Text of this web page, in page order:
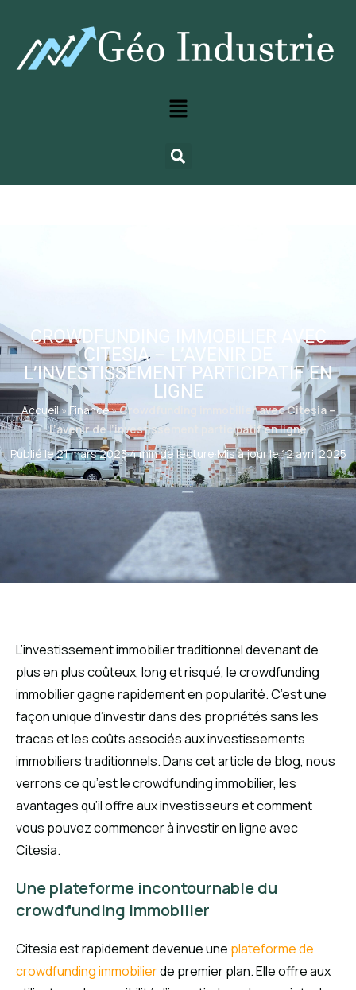
CROWDFUNDING IMMOBILIER AVEC
CITESIA – L’AVENIR DE
L’INVESTISSEMENT PARTICIPATIF EN
LIGNE
Accueil» Finance»Crowdfunding immobilier avec Citesia –
L’avenir de l’investissement participatif en ligne
Publié le 21 mars 2023·4 min de lecture·Mis à jour le 12 avril 2025
L’investissement immobilier traditionnel devenant de
plus en plus coûteux, long et risqué, le crowdfunding
immobilier gagne rapidement en popularité. C’est une
façon unique d’investir dans des propriétés sans les
tracas et les coûts associés aux investissements
immobiliers traditionnels. Dans cet article de blog, nous
verrons ce qu’est le crowdfunding immobilier, les
avantages qu’il offre aux investisseurs et comment
vous pouvez commencer à investir en ligne avec
Citesia.
Une plateforme incontournable du
crowdfunding immobilier
Citesia est rapidement devenue une plateforme de
crowdfunding immobilierde premier plan. Elle offre aux